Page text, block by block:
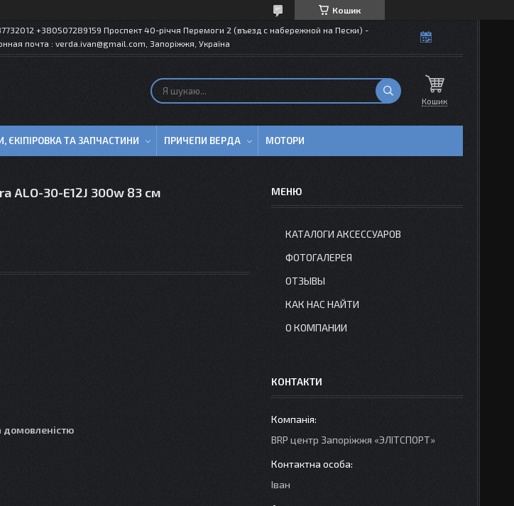
Кошик
+380507289159 Проспект 40-рiччя Перемоги 2 (въезд с набережной на Пески) -
почта : verda.ivan@gmail.com, Запоріжжя, Україна
Кошик
ЄКІПІРОВКА ТА ЗАПЧАСТИНИ ПРИЧЕПИ ВЕРДА МОТОРИ
ALO-30-E12J 300w 83 см
домовленістю
КАТАЛОГИ АКСЕССУАРОВ
ФОТОГАЛЕРЕЯ
ОТЗЫВЫ
КАК НАС НАЙТИ
О КОМПАНИИ
КОНТАКТИ
BRP центр Запорiжжя «ЭЛIТСПОРТ»
Іван